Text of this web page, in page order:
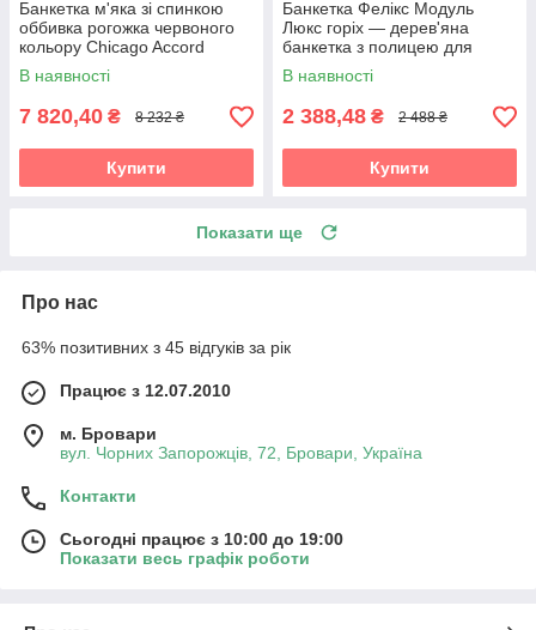
Банкетка м'яка зі спинкою
оббивка рогожка червоного
кольору Chicago Accord
В наявності
7 820,40 ₴ 8 232 ₴
Купити
Банкетка Фелікс Модуль
Люкс горіх — дерев'яна
банкетка з полицею для
взуття
В наявності
2 388,48 ₴ 2 488 ₴
Купити
Показати ще
Про нас
63% позитивних з 45 відгуків за рік
Працює з 12.07.2010
м. Бровари
вул. Чорних Запорожців, 72, Бровари, Україна
Контакти
Сьогодні працює з 10:00 до 19:00
Показати весь графік роботи